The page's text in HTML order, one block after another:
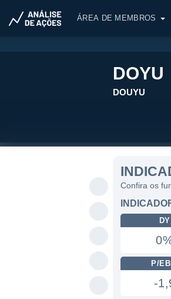
ÁREA DE MEMBROS
DOYU
DOUYU
Confira os
DY
P/
-